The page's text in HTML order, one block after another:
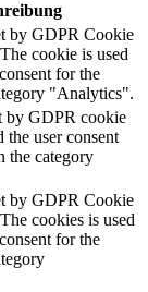
by GDPR Cookie
cookie is used
for the
"Analytics".
by GDPR cookie
the user consent
the category
by GDPR Cookie
cookies is used
for the